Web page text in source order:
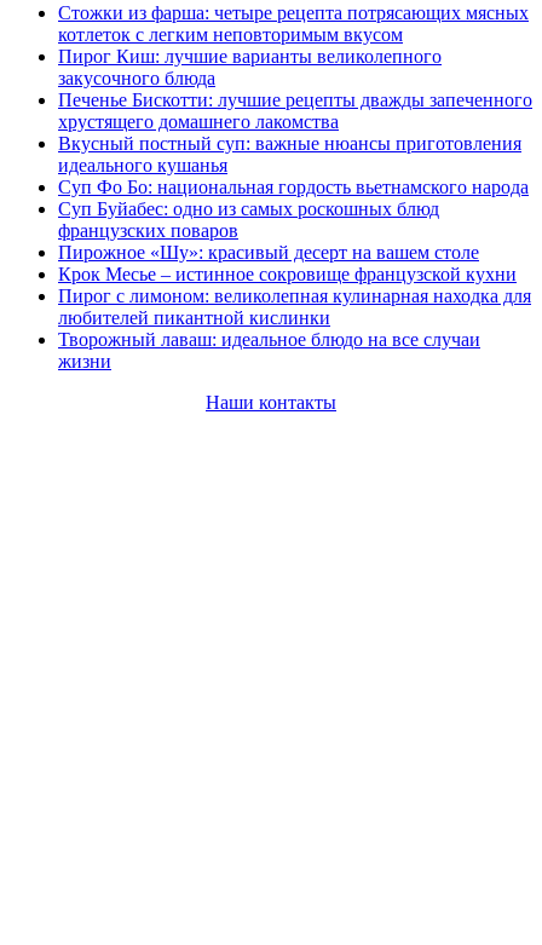
Стожки из фарша: четыре рецепта потрясающих мясных
котлеток с легким неповторимым вкусом
Пирог Киш: лучшие варианты великолепного
закусочного блюда
Печенье Бискотти: лучшие рецепты дважды запеченного
хрустящего домашнего лакомства
Вкусный постный суп: важные нюансы приготовления
идеального кушанья
Суп Фо Бо: национальная гордость вьетнамского народа
Суп Буйабес: одно из самых роскошных блюд
французских поваров
Пирожное «Шу»: красивый десерт на вашем столе
Крок Месье – истинное сокровище французской кухни
Пирог с лимоном: великолепная кулинарная находка для
любителей пикантной кислинки
Творожный лаваш: идеальное блюдо на все случаи
жизни
Наши контакты